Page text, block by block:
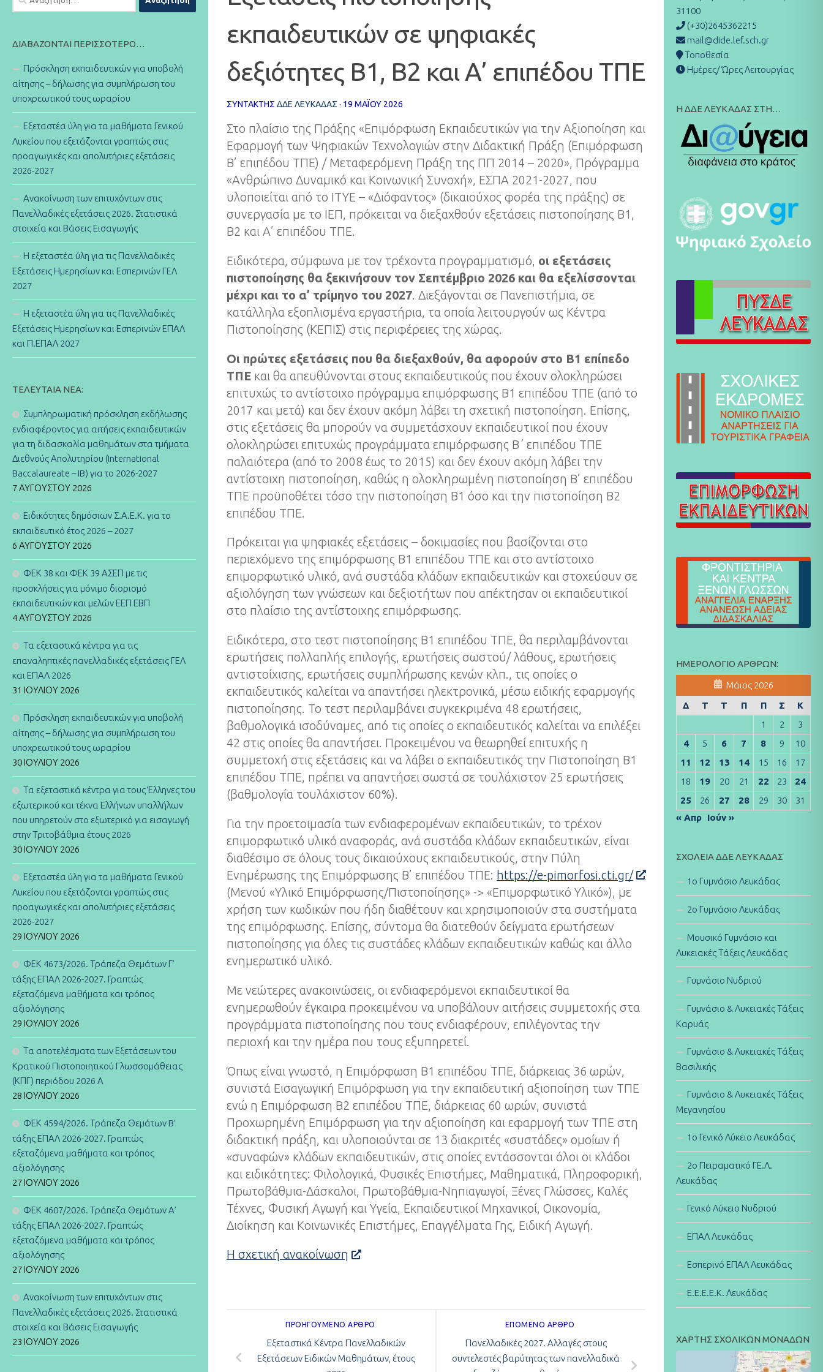
εκπαιδευτικών σε ψηφιακές
δεξιότητες Β1, Β2 και Α’ επιπέδου ΤΠΕ
ΣΥΝΤΆΚΤΗΣ ΔΔΕ ΛΕΥΚΑΔΑΣ · 19 ΜΑΪ́ΟΥ 2026
Στο πλαίσιο της Πράξης «Επιμόρφωση Εκπαιδευτικών για την Αξιοποίηση και
Εφαρμογή των Ψηφιακών Τεχνολογιών στην Διδακτική Πράξη (Επιμόρφωση
Β’ επιπέδου ΤΠΕ) / Μεταφερόμενη Πράξη της ΠΠ 2014 – 2020», Πρόγραμμα
«Ανθρώπινο Δυναμικό και Κοινωνική Συνοχή», ΕΣΠΑ 2021-2027, που
υλοποιείται από το ΙΤΥΕ – «Διόφαντος» (δικαιούχος φορέα της πράξης) σε
συνεργασία με το ΙΕΠ, πρόκειται να διεξαχθούν εξετάσεις πιστοποίησης Β1,
Β2 και Α’ επιπέδου ΤΠΕ.
Ειδικότερα, σύμφωνα με τον τρέχοντα προγραμματισμό, οι εξετάσεις
πιστοποίησης θα ξεκινήσουν τον Σεπτέμβριο 2026 και θα εξελίσσονται
μέχρι και το α’ τρίμηνο του 2027. Διεξάγονται σε Πανεπιστήμια, σε
κατάλληλα εξοπλισμένα εργαστήρια, τα οποία λειτουργούν ως Κέντρα
Πιστοποίησης (ΚΕΠΙΣ) στις περιφέρειες της χώρας.
Οι πρώτες εξετάσεις που θα διεξαχθούν, θα αφορούν στο Β1 επίπεδο
ΤΠΕ και θα απευθύνονται στους εκπαιδευτικούς που έχουν ολοκληρώσει
επιτυχώς το αντίστοιχο πρόγραμμα επιμόρφωσης Β1 επιπέδου ΤΠΕ (από το
2017 και μετά) και δεν έχουν ακόμη λάβει τη σχετική πιστοποίηση. Επίσης,
στις εξετάσεις θα μπορούν να συμμετάσχουν εκπαιδευτικοί που έχουν
ολοκληρώσει επιτυχώς προγράμματα επιμόρφωσης Β΄ επιπέδου ΤΠΕ
παλαιότερα (από το 2008 έως το 2015) και δεν έχουν ακόμη λάβει την
αντίστοιχη πιστοποίηση, καθώς η ολοκληρωμένη πιστοποίηση Β’ επιπέδου
ΤΠΕ προϋποθέτει τόσο την πιστοποίηση Β1 όσο και την πιστοποίηση Β2
επιπέδου ΤΠΕ.
Πρόκειται για ψηφιακές εξετάσεις – δοκιμασίες που βασίζονται στο
περιεχόμενο της επιμόρφωσης Β1 επιπέδου ΤΠΕ και στο αντίστοιχο
επιμορφωτικό υλικό, ανά συστάδα κλάδων εκπαιδευτικών και στοχεύουν σε
αξιολόγηση των γνώσεων και δεξιοτήτων που απέκτησαν οι εκπαιδευτικοί
στο πλαίσιο της αντίστοιχης επιμόρφωσης.
Ειδικότερα, στο τεστ πιστοποίησης Β1 επιπέδου ΤΠΕ, θα περιλαμβάνονται
ερωτήσεις πολλαπλής επιλογής, ερωτήσεις σωστού/ λάθους, ερωτήσεις
αντιστοίχισης, ερωτήσεις συμπλήρωσης κενών κλπ., τις οποίες ο
εκπαιδευτικός καλείται να απαντήσει ηλεκτρονικά, μέσω ειδικής εφαρμογής
πιστοποίησης. Το τεστ περιλαμβάνει συγκεκριμένα 48 ερωτήσεις,
βαθμολογικά ισοδύναμες, από τις οποίες ο εκπαιδευτικός καλείται να επιλέξει
42 στις οποίες θα απαντήσει. Προκειμένου να θεωρηθεί επιτυχής η
συμμετοχή στις εξετάσεις και να λάβει ο εκπαιδευτικός την Πιστοποίηση Β1
επιπέδου ΤΠΕ, πρέπει να απαντήσει σωστά σε τουλάχιστον 25 ερωτήσεις
(βαθμολογία τουλάχιστον 60%).
Για την προετοιμασία των ενδιαφερομένων εκπαιδευτικών, το τρέχον
επιμορφωτικό υλικό αναφοράς, ανά συστάδα κλάδων εκπαιδευτικών, είναι
διαθέσιμο σε όλους τους δικαιούχους εκπαιδευτικούς, στην Πύλη
Ενημέρωσης της Επιμόρφωσης Β’ επιπέδου ΤΠΕ: https://e-pimorfosi.cti.gr/
(Μενού «Υλικό Επιμόρφωσης/Πιστοποίησης» -> «Επιμορφωτικό Υλικό»), με
χρήση των κωδικών που ήδη διαθέτουν και χρησιμοποιούν στα συστήματα
της επιμόρφωσης. Επίσης, σύντομα θα διατεθούν δείγματα ερωτήσεων
πιστοποίησης για όλες τις συστάδες κλάδων εκπαιδευτικών καθώς και άλλο
ενημερωτικό υλικό.
Με νεώτερες ανακοινώσεις, οι ενδιαφερόμενοι εκπαιδευτικοί θα
ενημερωθούν έγκαιρα προκειμένου να υποβάλουν αιτήσεις συμμετοχής στα
προγράμματα πιστοποίησης που τους ενδιαφέρουν, επιλέγοντας την
περιοχή και την ημέρα που τους εξυπηρετεί.
Όπως είναι γνωστό, η Επιμόρφωση Β1 επιπέδου ΤΠΕ, διάρκειας 36 ωρών,
συνιστά Εισαγωγική Επιμόρφωση για την εκπαιδευτική αξιοποίηση των ΤΠΕ
ενώ η Επιμόρφωση Β2 επιπέδου ΤΠΕ, διάρκειας 60 ωρών, συνιστά
Προχωρημένη Επιμόρφωση για την αξιοποίηση και εφαρμογή των ΤΠΕ στη
διδακτική πράξη, και υλοποιούνται σε 13 διακριτές «συστάδες» ομοίων ή
«συναφών» κλάδων εκπαιδευτικών, στις οποίες εντάσσονται όλοι οι κλάδοι
και ειδικότητες: Φιλολογικά, Φυσικές Επιστήμες, Μαθηματικά, Πληροφορική,
Πρωτοβάθμια-Δάσκαλοι, Πρωτοβάθμια-Νηπιαγωγοί, Ξένες Γλώσσες, Καλές
Τέχνες, Φυσική Αγωγή και Υγεία, Εκπαιδευτικοί Μηχανικοί, Οικονομία,
Διοίκηση και Κοινωνικές Επιστήμες, Επαγγέλματα Γης, Ειδική Αγωγή.
Η σχετική ανακοίνωση
ΕΠΌΜΕΝΟ ΆΡΘΡΟ
Πανελλαδικές 2027. Αλλαγές στους
συντελεστές βαρύτητας των πανελλαδικά
ΠΡΟΗΓΟΎΜΕΝΟ ΆΡΘΡΟ
Εξεταστικά Κέντρα Πανελλαδικών
Εξετάσεων Ειδικών Μαθημάτων, έτους
για:
ΔΙΑΒΆΖΟΝΤΑΙ ΠΕΡΙΣΣΌΤΕΡΟ…
Πρόσκληση εκπαιδευτικών για υποβολή
αίτησης – δήλωσης για συμπλήρωση του
υποχρεωτικού τους ωραρίου
Εξεταστέα ύλη για τα μαθήματα Γενικού
Λυκείου που εξετάζονται γραπτώς στις
προαγωγικές και απολυτήριες εξετάσεις
2026-2027
Ανακοίνωση των επιτυχόντων στις
Πανελλαδικές εξετάσεις 2026. Στατιστικά
στοιχεία και Βάσεις Εισαγωγής
Η εξεταστέα ύλη για τις Πανελλαδικές
Εξετάσεις Ημερησίων και Εσπερινών ΓΕΛ
2027
Η εξεταστέα ύλη για τις Πανελλαδικές
Εξετάσεις Ημερησίων και Εσπερινών ΕΠΑΛ
και Π.ΕΠΑΛ 2027
ΤΕΛΕΥΤΑΊΑ ΝΈΑ:
Συμπληρωματική πρόσκληση εκδήλωσης
ενδιαφέροντος για αιτήσεις εκπαιδευτικών
για τη διδασκαλία μαθημάτων στα τμήματα
Διεθνούς Απολυτηρίου (International
Baccalaureate – IB) για το 2026-2027
7 ΑΥΓΟΎΣΤΟΥ 2026
Ειδικότητες δημόσιων Σ.Α.Ε.Κ. για το
εκπαιδευτικό έτος 2026 – 2027
6 ΑΥΓΟΎΣΤΟΥ 2026
ΦΕΚ 38 και ΦΕΚ 39 ΑΣΕΠ με τις
προσκλήσεις για μόνιμο διορισμό
εκπαιδευτικών και μελών ΕΕΠ ΕΒΠ
4 ΑΥΓΟΎΣΤΟΥ 2026
Τα εξεταστικά κέντρα για τις
επαναληπτικές πανελλαδικές εξετάσεις ΓΕΛ
και ΕΠΑΛ 2026
31 ΙΟΥΛΊΟΥ 2026
Πρόσκληση εκπαιδευτικών για υποβολή
αίτησης – δήλωσης για συμπλήρωση του
υποχρεωτικού τους ωραρίου
30 ΙΟΥΛΊΟΥ 2026
Τα εξεταστικά κέντρα για τους Έλληνες του
εξωτερικού και τέκνα Ελλήνων υπαλλήλων
που υπηρετούν στο εξωτερικό για εισαγωγή
στην Τριτοβάθμια έτους 2026
30 ΙΟΥΛΊΟΥ 2026
Εξεταστέα ύλη για τα μαθήματα Γενικού
Λυκείου που εξετάζονται γραπτώς στις
προαγωγικές και απολυτήριες εξετάσεις
2026-2027
29 ΙΟΥΛΊΟΥ 2026
ΦΕΚ 4673/2026. Τράπεζα Θεμάτων Γ’
τάξης ΕΠΑΛ 2026-2027. Γραπτώς
εξεταζόμενα μαθήματα και τρόπος
αξιολόγησης
29 ΙΟΥΛΊΟΥ 2026
Τα αποτελέσματα των Εξετάσεων του
Κρατικού Πιστοποιητικού Γλωσσομάθειας
(ΚΠΓ) περιόδου 2026 Α
28 ΙΟΥΛΊΟΥ 2026
ΦΕΚ 4594/2026. Τράπεζα Θεμάτων B’
τάξης ΕΠΑΛ 2026-2027. Γραπτώς
εξεταζόμενα μαθήματα και τρόπος
αξιολόγησης
27 ΙΟΥΛΊΟΥ 2026
ΦΕΚ 4607/2026. Τράπεζα Θεμάτων Α’
τάξης ΕΠΑΛ 2026-2027. Γραπτώς
εξεταζόμενα μαθήματα και τρόπος
αξιολόγησης
27 ΙΟΥΛΊΟΥ 2026
Ανακοίνωση των επιτυχόντων στις
Πανελλαδικές εξετάσεις 2026. Στατιστικά
στοιχεία και Βάσεις Εισαγωγής
23 ΙΟΥΛΊΟΥ 2026
31100
(+30)2645362215
mail@dide.lef.sch.gr
Τοποθεσία
Ημέρες/ Ώρες Λειτουργίας
Η ΔΔΕ ΛΕΥΚΑΔΑΣ ΣΤΗ…
ΗΜΕΡΟΛΌΓΙΟ ΆΡΘΡΩΝ:
Μάιος 2026
Δ
Τ Τ Π Π Σ
Κ
1
2
3
4
5 6 7 8 9
10
11
12 13 14 15 16
17
18
19 20 21 22 23
24
25
26 27 28 29 30
31
« Απρ Ιούν »
ΣΧΟΛΕΊΑ ΔΔΕ ΛΕΥΚΆΔΑΣ
1ο Γυμνάσιο Λευκάδας
2ο Γυμνάσιο Λευκάδας
Μουσικό Γυμνάσιο και
Λυκειακές Τάξεις Λευκάδας
Γυμνάσιο Νυδριού
Γυμνάσιο & Λυκειακές Τάξεις
Καρυάς
Γυμνάσιο & Λυκειακές Τάξεις
Βασιλικής
Γυμνάσιο & Λυκειακές Τάξεις
Μεγανησίου
1ο Γενικό Λύκειο Λευκάδας
2ο Πειραματικό ΓΕ.Λ.
Λευκάδας
Γενικό Λύκειο Νυδριού
ΕΠΑΛ Λευκάδας
Εσπερινό ΕΠΑΛ Λευκάδας
E.E.E.E.K. Λευκάδας
ΧΑΡΤΗΣ ΣΧΟΛΙΚΩΝ ΜΟΝΑΔΩΝ